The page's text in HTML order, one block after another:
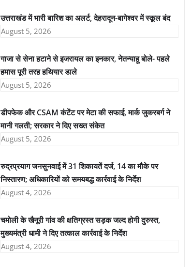
उत्तराखंड में भारी बारिश का अलर्ट, देहरादून-बागेश्वर में स्कूल बंद
August 5, 2026
गाजा से सेना हटाने से इजरायल का इनकार, नेतन्याहू बोले- पहले
हमास पूरी तरह हथियार डाले
August 5, 2026
डीपफेक और CSAM कंटेंट पर मेटा की सफाई, मार्क जुकरबर्ग ने
मानी गलती; सरकार ने दिए सख्त संकेत
August 5, 2026
रुद्रप्रयाग जनसुनवाई में 31 शिकायतें दर्ज, 14 का मौके पर
निस्तारण; अधिकारियों को समयबद्ध कार्रवाई के निर्देश
August 4, 2026
चमोली के खैनूरी गांव की क्षतिग्रस्त सड़क जल्द होगी दुरुस्त,
मुख्यमंत्री धामी ने दिए तत्काल कार्रवाई के निर्देश
August 4, 2026